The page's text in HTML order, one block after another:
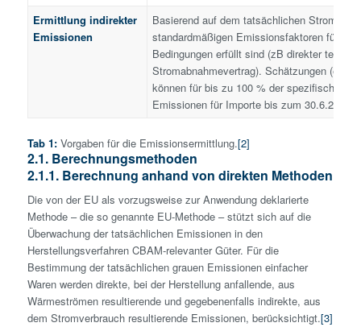
Ermittlung indirekter
Emissionen
Basierend auf dem tatsächlichen
standardmäßigen Emissionsfaktoren für
Bedingungen erfüllt sind (zB direkter
Stromabnahmevertrag). Schätzungen
können für bis zu 100 % der spezifischen
Emissionen für Importe bis zum 30.6.2024
Tab 1:Vorgaben für die Emissionsermittlung.[2]
2.1. Berechnungsmethoden
2.1.1. Berechnung anhand von direkten Methoden
Die von der EU als vorzugsweise zur Anwendung deklarierte
Methode – die so genannte EU-Methode – stützt sich auf die
Überwachung der tatsächlichen Emissionen in den
Herstellungsverfahren CBAM-relevanter Güter. Für die
Bestimmung der tatsächlichen grauen Emissionen einfacher
Waren werden direkte, bei der Herstellung anfallende, aus
Wärmeströmen resultierende und gegebenenfalls indirekte, aus
dem Stromverbrauch resultierende Emissionen, berücksichtigt.[3]